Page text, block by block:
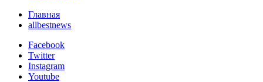
Главная
allbestnews
Facebook
Twitter
Instagram
Youtube